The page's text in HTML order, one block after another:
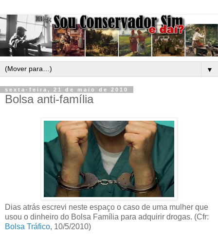
▼
sexta-feira, 21 de maio de 2010
Bolsa anti-família
Dias atrás escrevi neste espaço o caso de uma mulher que
usou o dinheiro do Bolsa Família para adquirir drogas. (Cfr:
Bolsa Tráfico, 10/5/2010)